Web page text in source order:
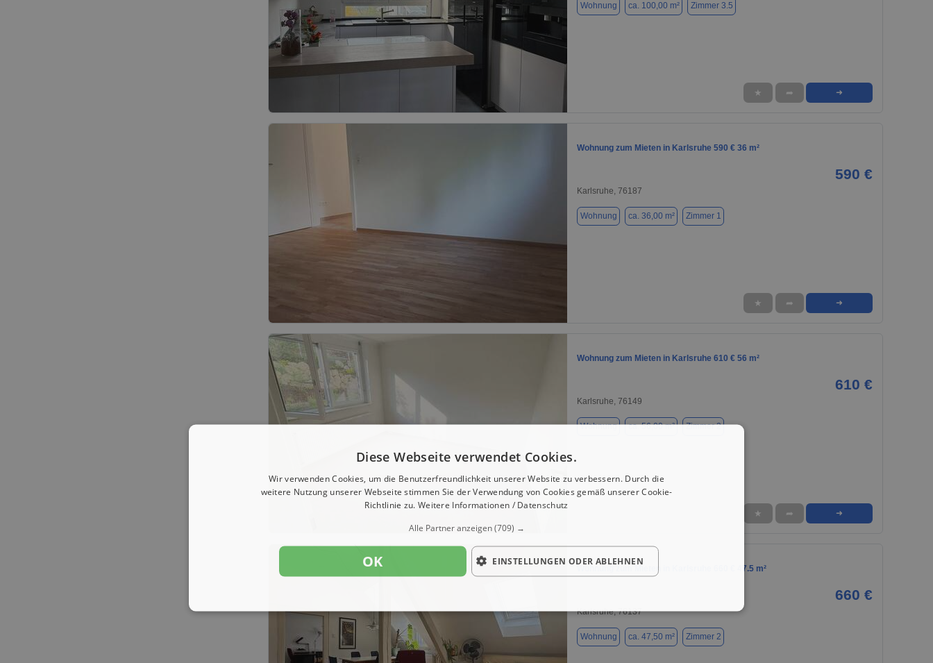
Wohnung ca. 100,00 m² Zimmer 3.5
★ ➦ ➜
Wohnung zum Mieten in Karlsruhe 590 € 36 m²
590 €
Karlsruhe, 76187
Wohnung ca. 36,00 m² Zimmer 1
★ ➦ ➜
Wohnung zum Mieten in Karlsruhe 610 € 56 m²
610 €
Karlsruhe, 76149
Wohnung ca. 56,00 m² Zimmer 2
★ ➦ ➜
Wohnung zum Mieten in Karlsruhe 660 € 47.5 m²
660 €
Karlsruhe, 76137
Wohnung ca. 47,50 m² Zimmer 2
Diese Webseite verwendet Cookies.
Wir verwenden Cookies, um die Benutzerfreundlichkeit unserer Website zu verbessern. Durch die
weitere Nutzung unserer Webseite stimmen Sie der Verwendung von Cookies gemäß unserer Cookie-
Richtlinie zu. Weitere Informationen / Datenschutz
Alle Partner anzeigen(709) →
OK EINSTELLUNGEN ODER ABLEHNEN